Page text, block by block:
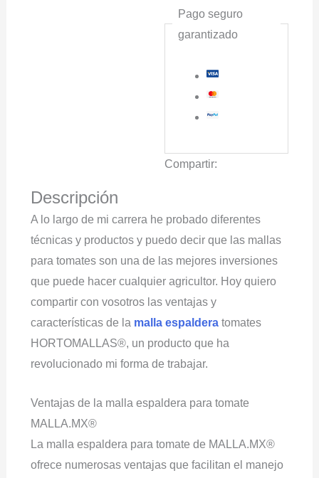
Pago seguro
garantizado
Compartir:
Descripción
A lo largo de mi carrera he probado diferentes
técnicas y productos y puedo decir que las mallas
para tomates son una de las mejores inversiones
que puede hacer cualquier agricultor. Hoy quiero
compartir con vosotros las ventajas y
características de la malla espalderatomates
HORTOMALLAS®, un producto que ha
revolucionado mi forma de trabajar.
Ventajas de la malla espaldera para tomate
MALLA.MX®
La malla espaldera para tomate de MALLA.MX®
ofrece numerosas ventajas que facilitan el manejo